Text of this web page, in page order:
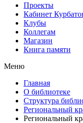
Проекты
Кабинет
Клубы
Коллегам
Магазин
Книга памяти
Меню
Главная
О библиотеке
Структура
Региональный
Региональный